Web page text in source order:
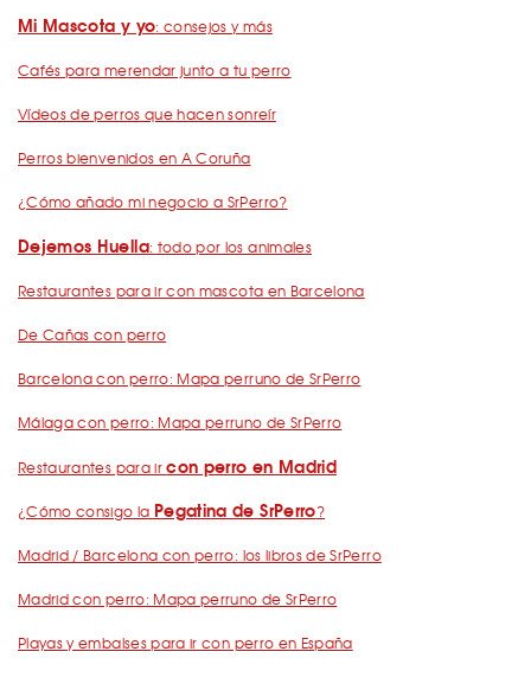
Mi Mascota y yo: consejos y más
Cafés para merendar junto a tu perro
Vídeos de perros que hacen sonreír
Perros bienvenidos en A Coruña
¿Cómo añado mi negocio a SrPerro?
Dejemos Huella: todo por los animales
Restaurantes para ir con mascota en Barcelona
De Cañas con perro
Barcelona con perro: Mapa perruno de SrPerro
Málaga con perro: Mapa perruno de SrPerro
Restaurantes para ircon perro en Madrid
¿Cómo consigo la Pegatina de SrPerro?
Madrid / Barcelona con perro: los libros de SrPerro
Madrid con perro: Mapa perruno de SrPerro
Playas y embalses para ir con perro en España